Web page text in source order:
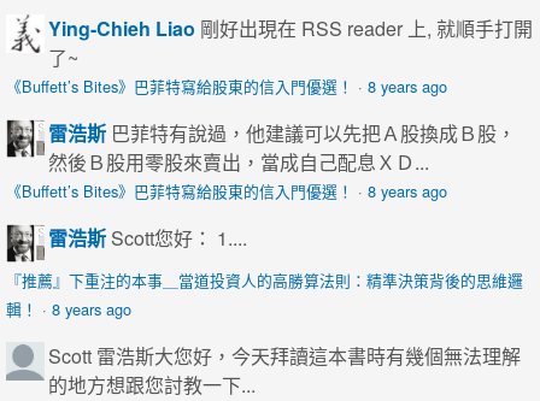
Ying-Chieh Liao 剛好出現在 RSS reader 上, 就順手打開
了~
《Buffett’s Bites》巴菲特寫給股東的信入門優選！ · 8 years ago
雷浩斯 巴菲特有說過，他建議可以先把Ａ股換成Ｂ股，
然後Ｂ股用零股來賣出，當成自己配息ＸＤ...
《Buffett’s Bites》巴菲特寫給股東的信入門優選！ · 8 years ago
雷浩斯 Scott您好： 1....
『推薦』下重注的本事＿當道投資人的高勝算法則：精準決策背後的思維邏
輯！ · 8 years ago
Scott 雷浩斯大您好，今天拜讀這本書時有幾個無法理解
的地方想跟您討教一下...